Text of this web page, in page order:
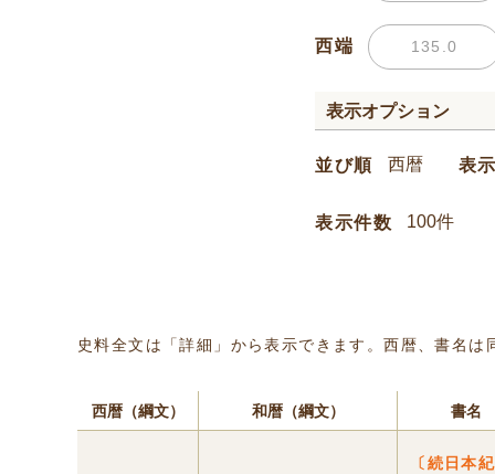
西端
表示オプション
並び順 表
表示件数
史料全文は「詳細」から表示できます。西暦、書名
西暦（綱文） 和暦（綱文） 書名
〔続日本